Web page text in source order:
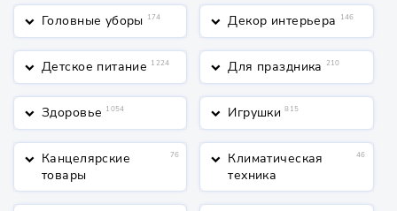
keyboard_arrow_down Головные уборы 174 keyboard_arrow_down Декор интерьера 146
keyboard_arrow_down Детское питание 1224 keyboard_arrow_down Для праздника 210
keyboard_arrow_down Здоровье 1054 keyboard_arrow_down Игрушки 815
keyboard_arrow_down Канцелярские
товары
76 keyboard_arrow_down Климатическая
техника
46